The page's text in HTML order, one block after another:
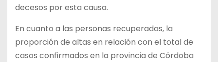
decesos por esta causa.
En cuanto a las personas recuperadas, la
proporción de altas en relación con el total de
casos confirmados en la provincia de Córdoba